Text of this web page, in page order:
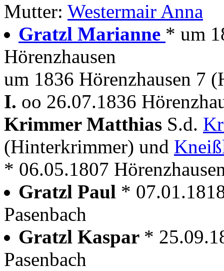
Mutter: Westermair Anna
Gratzl Marianne * um
Hörenzhausen
um 1836 Hörenzhausen 7
I. oo 26.07.1836
Krimmer Matthias S.d.
(Hinterkrimmer) und
* 06.05.1807
Gratzl Paul *
Pasenbach
Gratzl Kaspar *
Pasenbach